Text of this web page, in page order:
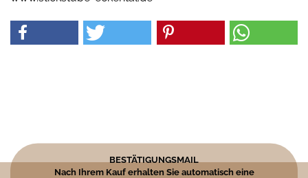
BESTÄTIGUNGSMAIL
Nach Ihrem Kauf erhalten Sie automatisch eine